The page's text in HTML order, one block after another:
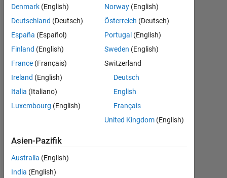
MATLAB Answers
BEITRÄGE 10
-4
-2
2
4
6
8
10
12
14
16
18
20
ZEITACHSE
Denmark (English)
Deutschland (Deutsch)
España (Español)
Finland (English)
France (Français)
Ireland (English)
Italia (Italiano)
Luxembourg (English)
Norway (English)
Österreich (Deutsch)
Portugal (English)
Sweden (English)
Switzerland
Deutsch
English
Français
United Kingdom (English)
Asien-Pazifik
Australia (English)
India (English)